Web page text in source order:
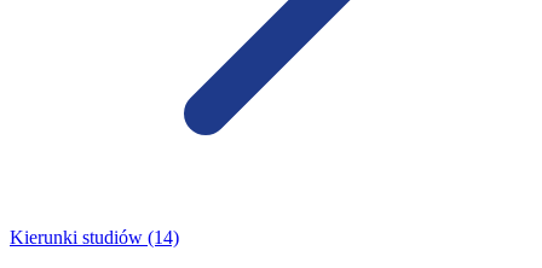
Kierunki studiów (14)